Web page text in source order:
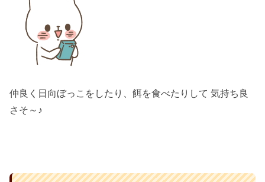
仲良く日向ぼっこをしたり、餌を食べたりして 気持ち良
さそ～♪